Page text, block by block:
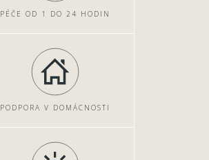
PÉČE OD 1 DO 24 HODIN
PODPORA V DOMÁCNOSTI